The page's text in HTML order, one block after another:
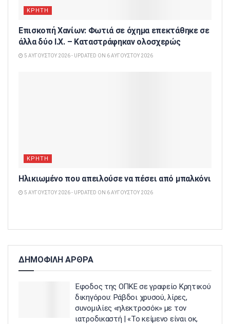
ΚΡΗΤΗ
Επισκοπή Χανίων: Φωτιά σε όχημα επεκτάθηκε σε
άλλα δύο Ι.Χ. – Καταστράφηκαν ολοσχερώς
5 ΑΥΓΟΎΣΤΟΥ 2026 - UPDATED ON 6 ΑΥΓΟΎΣΤΟΥ 2026
ΚΡΗΤΗ
Hλικιωμένο που απειλούσε να πέσει από μπαλκόνι
5 ΑΥΓΟΎΣΤΟΥ 2026 - UPDATED ON 6 ΑΥΓΟΎΣΤΟΥ 2026
ΔΗΜΟΦΙΛΗ ΑΡΘΡΑ
Έφοδος της ΟΠΚΕ σε γραφείο Κρητικού
δικηγόρου: Ράβδοι χρυσού, λίρες,
συνομιλίες «ηλεκτροσόκ» με τον
ιατροδικαστή | «Το κείμενο είναι οκ,